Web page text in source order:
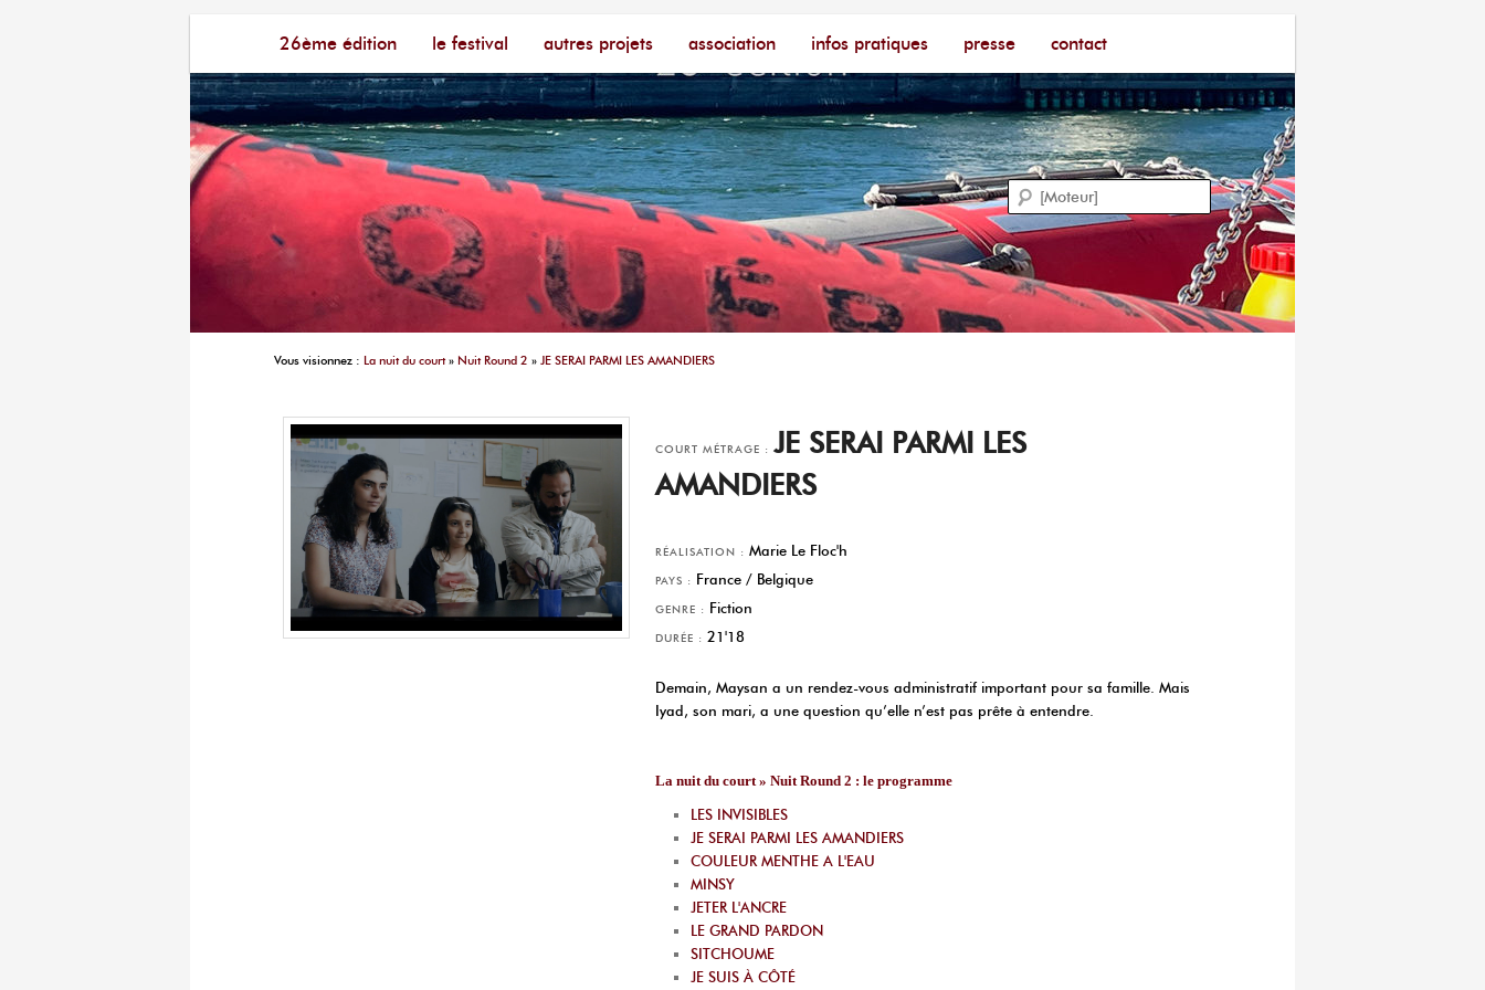
aller au contenu principal
aller au contenu secondaire
26ème édition le festival autres projets association infos pratiques presse contact
Recherche
Vous visionnez : La nuit du court» Nuit Round 2 » JE SERAI PARMI LES AMANDIERS
COURT MÉTRAGE : JE SERAI PARMI LES
AMANDIERS
RÉALISATION : Marie Le Floc'h
PAYS : France / Belgique
GENRE : Fiction
DURÉE : 21'18
Demain, Maysan a un rendez-vous administratif important pour sa famille. Mais
Iyad, son mari, a une question qu’elle n’est pas prête à entendre.
La nuit du court » Nuit Round 2 : le programme
LES INVISIBLES
JE SERAI PARMI LES AMANDIERS
COULEUR MENTHE A L'EAU
MINSY
JETER L'ANCRE
LE GRAND PARDON
SITCHOUME
JE SUIS À CÔTÉ